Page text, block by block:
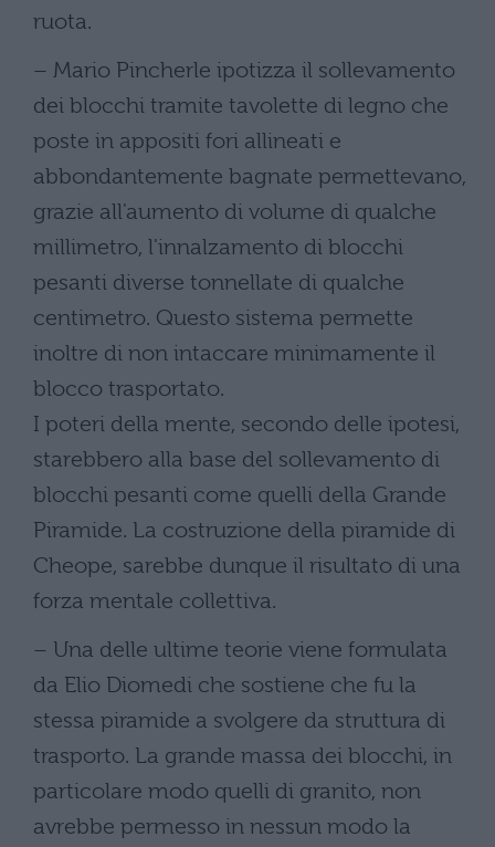
ruota.
– Mario Pincherle ipotizza il sollevamento
dei blocchi tramite tavolette di legno che
poste in appositi fori allineati e
abbondantemente bagnate permettevano,
grazie all'aumento di volume di qualche
millimetro, l'innalzamento di blocchi
pesanti diverse tonnellate di qualche
centimetro. Questo sistema permette
inoltre di non intaccare minimamente il
blocco trasportato.
I poteri della mente, secondo delle ipotesi,
starebbero alla base del sollevamento di
blocchi pesanti come quelli della Grande
Piramide. La costruzione della piramide di
Cheope, sarebbe dunque il risultato di una
forza mentale collettiva.
– Una delle ultime teorie viene formulata
da Elio Diomedi che sostiene che fu la
stessa piramide a svolgere da struttura di
trasporto. La grande massa dei blocchi, in
particolare modo quelli di granito, non
avrebbe permesso in nessun modo la